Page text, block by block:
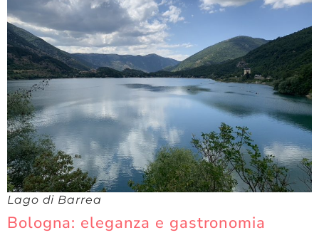
Lago di Barrea
Bologna: eleganza e gastronomia